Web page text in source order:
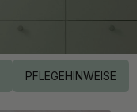
PFLEGEHINWEISE